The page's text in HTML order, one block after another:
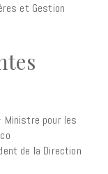
et Gestion
Ministre pour les
de la Direction